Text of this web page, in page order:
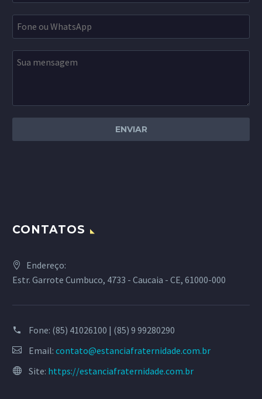
CONTATOS
Endereço:
Estr. Garrote Cumbuco, 4733 - Caucaia - CE, 61000-000
Fone: (85) 41026100 | (85) 9 99280290
Email: contato@estanciafraternidade.com.br
Site: https://estanciafraternidade.com.br